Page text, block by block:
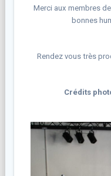
Merci aux membres
bonnes
Rendez vous très
Crédits